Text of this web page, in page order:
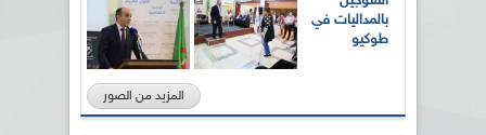
بالمداليات في
طوكيو
المزيد من الصور